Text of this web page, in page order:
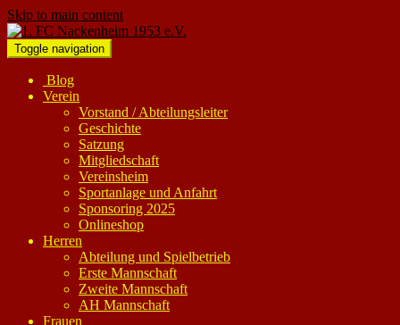
Skip to main content
Toggle navigation
Blog
Verein
Vorstand / Abteilungsleiter
Geschichte
Satzung
Mitgliedschaft
Vereinsheim
Sportanlage und Anfahrt
Sponsoring 2025
Onlineshop
Herren
Abteilung und Spielbetrieb
Erste Mannschaft
Zweite Mannschaft
AH Mannschaft
Frauen